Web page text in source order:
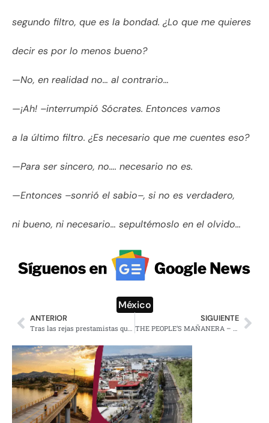
segundo filtro, que es la bondad. ¿Lo que me quieres
decir es por lo menos bueno?
—No, en realidad no… al contrario…
—¡Ah! –interrumpió Sócrates. Entonces vamos
a la último filtro. ¿Es necesario que me cuentes eso?
—Para ser sincero, no…. necesario no es.
—Entonces –sonrió el sabio–, si no es verdadero,
ni bueno, ni necesario… sepultémoslo en el olvido…
México
ANTERIOR
Tras las rejas prestamistas que mataron a niño por mil pesos
SIGUIENTE
THE PEOPLE’S MAÑANERA – MORNING PRESIDENTIAL PRESS CONFERENCE – FRIDAY, AUGUST 8, 2025